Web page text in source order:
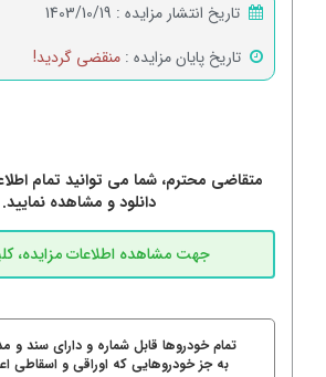
تاریخ انتشار مزایده : 1403/10/19
تاریخ پایان مزایده : منقضی گردید!
متقاضی محترم، شما می توانید تمام
دانلود و مشاهده نمایید.
تمام خودروها قابل شماره و دارای سند و
به جز خودروهایی که اوراقی و اسقاطی